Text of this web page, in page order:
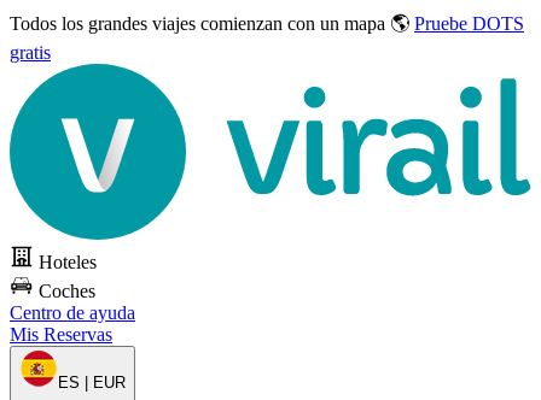
Todos los grandes viajes comienzan con un mapa 🌎 Pruebe DOTS
gratis
Hoteles
Coches
Centro de ayuda
Mis Reservas
ES | EUR